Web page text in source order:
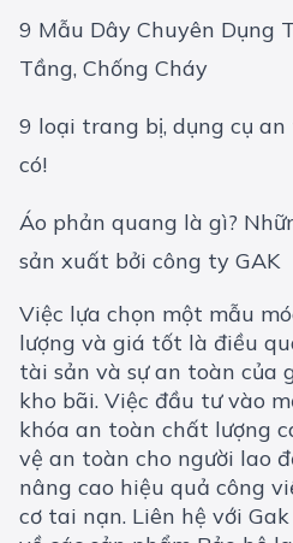
9 Mẫu Dây Chuyên Dụng
Tầng, Chống Cháy
9 loại trang bị, dụng cụ
có!
Áo phản quang là gì?
sản xuất bởi công ty GAK
Việc lựa chọn một mẫu
lượng và giá tốt là điều
tài sản và sự an toàn của
kho bãi. Việc đầu tư vào
khóa an toàn chất lượng
vệ an toàn cho người lao
nâng cao hiệu quả công
cơ tai nạn. Liên hệ với